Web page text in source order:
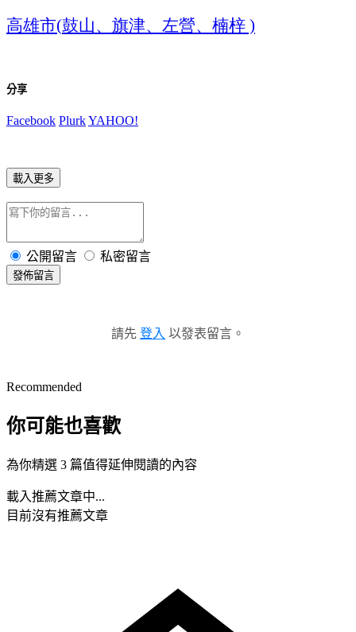
高雄市(鼓山、旗津、左營、楠梓 )
分享
Facebook PlurkYAHOO!
載入更多
公開留言 私密留言
發佈留言
請先 登入 以發表留言。
Recommended
你可能也喜歡
為你精選 3 篇值得延伸閱讀的內容
載入推薦文章中...
目前沒有推薦文章